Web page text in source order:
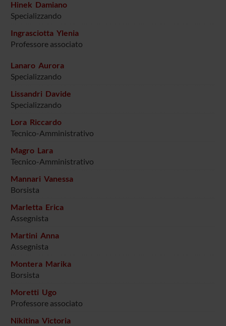
Hinek Damiano
Specializzando
Ingrasciotta Ylenia
Professore associato
Lanaro Aurora
Specializzando
Lissandri Davide
Specializzando
Lora Riccardo
Tecnico-Amministrativo
Magro Lara
Tecnico-Amministrativo
Mannari Vanessa
Borsista
Marletta Erica
Assegnista
Martini Anna
Assegnista
Montera Marika
Borsista
Moretti Ugo
Professore associato
Nikitina Victoria